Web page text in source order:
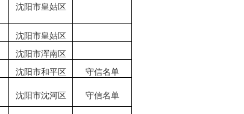
沈阳市皇姑区
沈阳市皇姑区
沈阳市浑南区
沈阳市和平区 守信名单
沈阳市沈河区 守信名单